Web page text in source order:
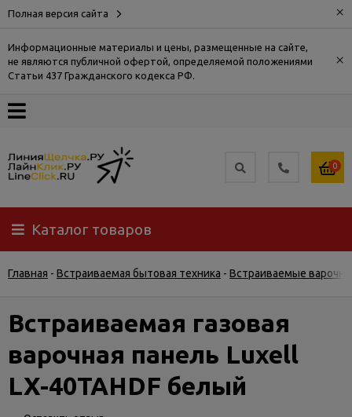
Полная версия сайта ×
Информационные материалы и цены, размещенные на сайте,
не являются публичной офертой, определяемой положениями
Статьи 437 Гражданского кодекса РФ.
×
О
Доставка
Самовывоз
Гарантия
Услуги
и
сервис
0
Каталог товаров
Главная - Встраиваемая бытовая техника - Встраиваемые
Встраиваемая газовая
варочная панель Luxell
LX-40TAHDF белый